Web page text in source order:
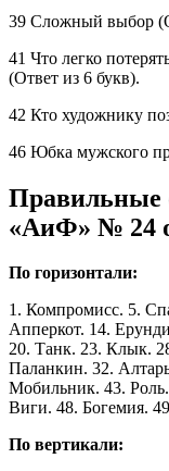
39 Сложный выбор
41 Что легко
(Ответ из 6 букв).
42 Кто художнику
46 Юбка мужского
Правильные
«АиФ» № 24
По горизонтали:
1. Компромисс. 5.
Апперкот. 14.
20. Танк. 23. Клык.
Паланкин. 32.
Мобильник. 43.
Виги. 48. Богемия.
По вертикали: